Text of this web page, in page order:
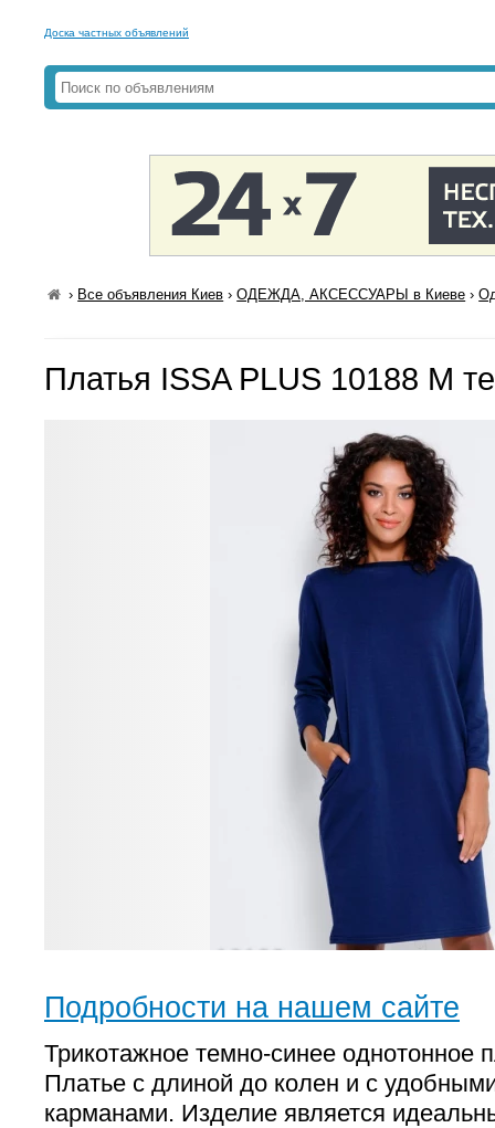
Доска частных объявлений
› Все объявления Киев ›ОДЕЖДА, АКСЕССУАРЫ в Киеве ›
Платья ISSA PLUS 10188 M
Подробности на нашем сайте
Трикотажное темно-синее однотонное
Платье с длиной до колен и с
карманами. Изделие является